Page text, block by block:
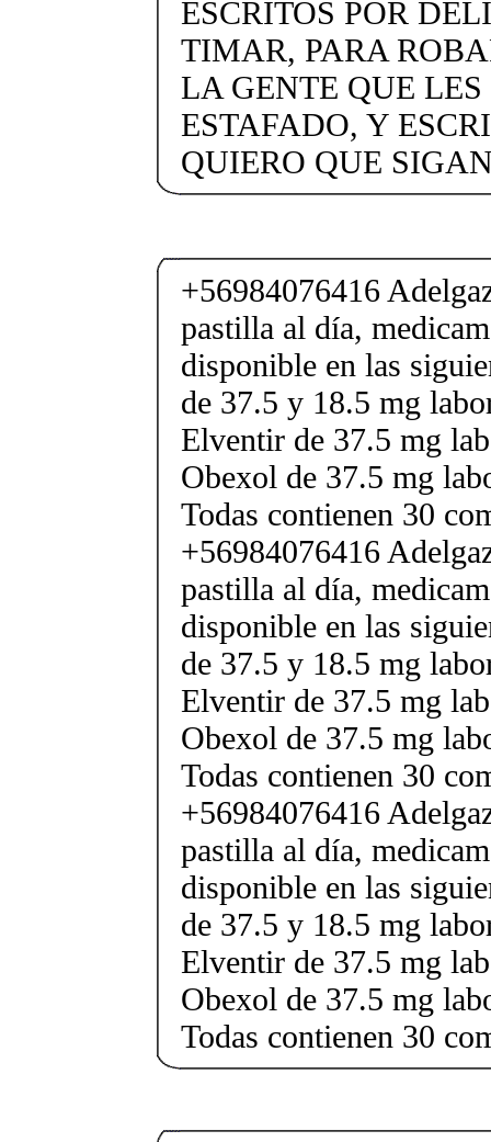
ESCRITOS POR
TIMAR, PARA
LA GENTE QUE
ESTAFADO, Y
QUIERO QUE
+56984076416
pastilla al día,
disponible en las
de 37.5 y 18.5 mg
Elventir de 37.5 mg
Obexol de 37.5 mg
Todas contienen 30
+56984076416
pastilla al día,
disponible en las
de 37.5 y 18.5 mg
Elventir de 37.5 mg
Obexol de 37.5 mg
Todas contienen 30
+56984076416
pastilla al día,
disponible en las
de 37.5 y 18.5 mg
Elventir de 37.5 mg
Obexol de 37.5 mg
Todas contienen 30